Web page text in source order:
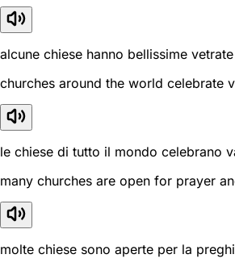
alcune chiese hanno bellissime
churches around the world celebrate
le chiese di tutto il mondo celebrano
many churches are open for prayer
molte chiese sono aperte per la